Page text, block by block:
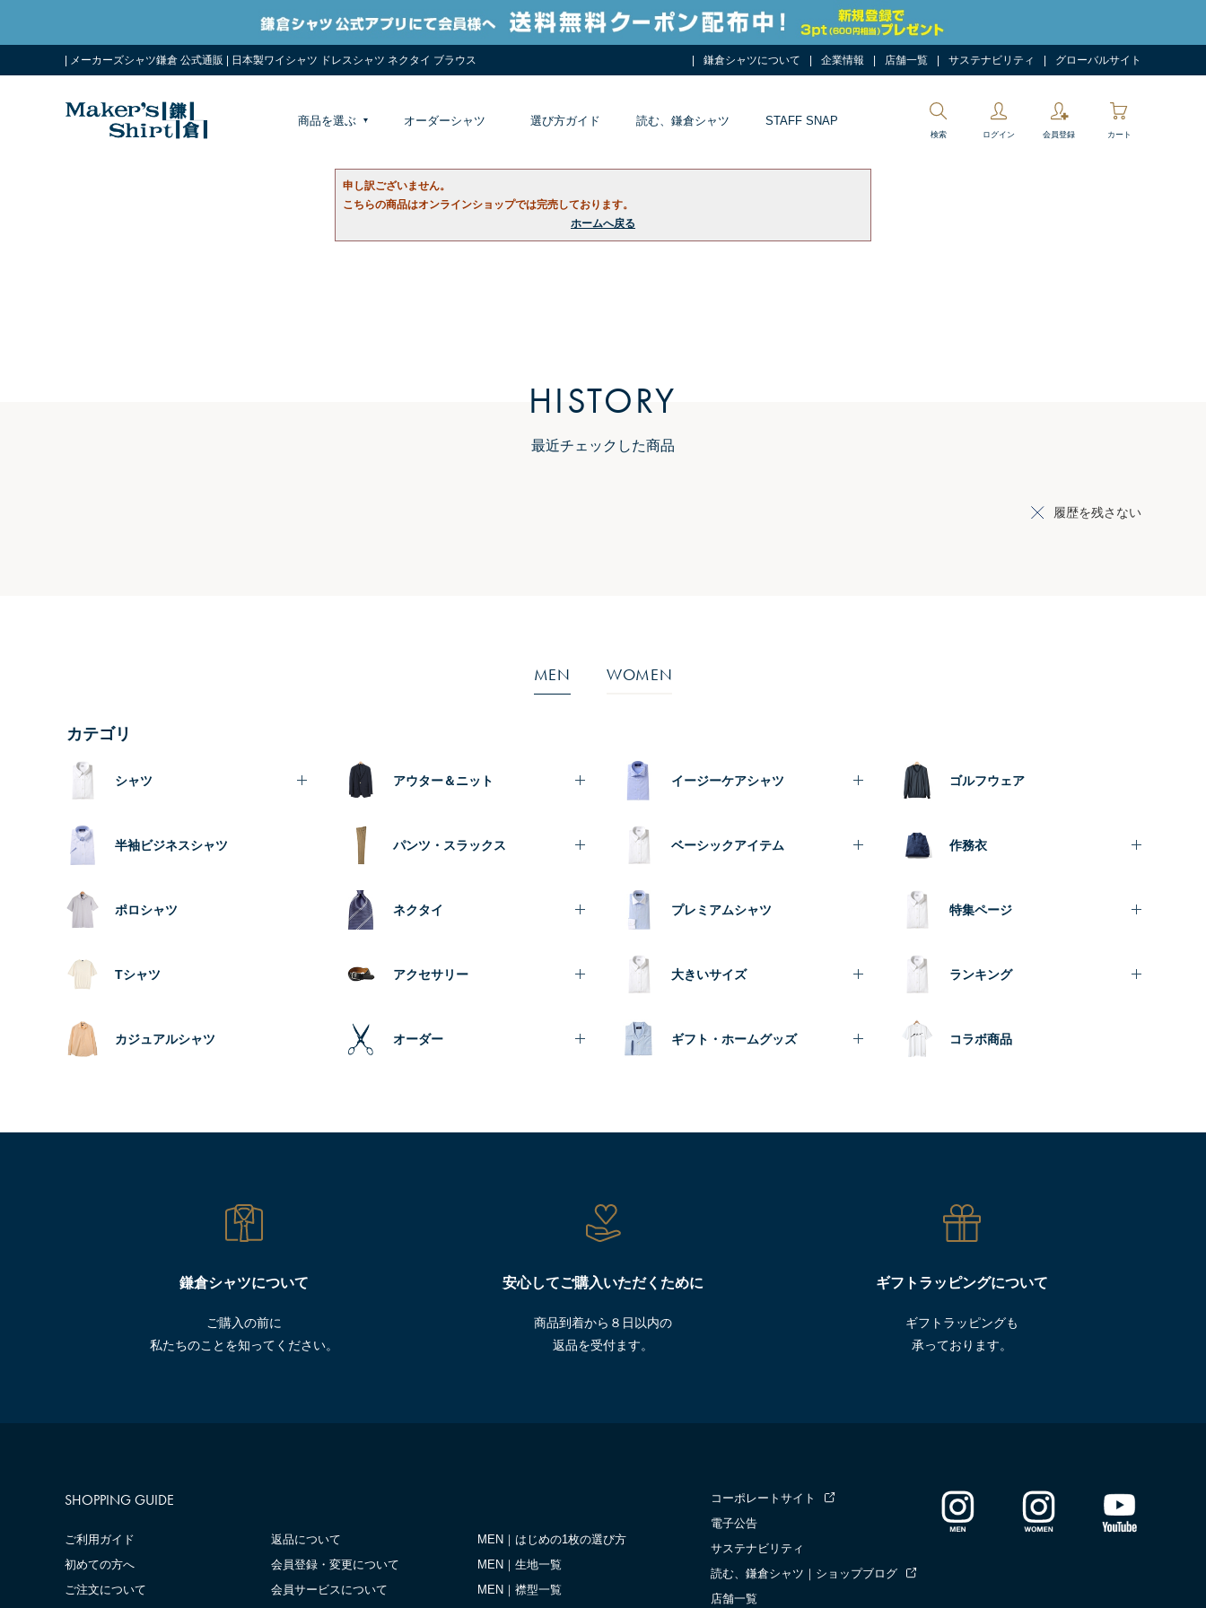
| メーカーズシャツ鎌倉 公式通販 | 日本製ワイシャツ ドレスシャツ ネクタイ ブラウス 鎌倉シャツについて 企業情報 店舗一覧 サステナビリティ グローバルサイト
商品を選ぶ オーダーシャツ 選び方ガイド 読む、鎌倉シャツ STAFF SNAP
検索 ログイン 会員登録 カート
申し訳ございません。
こちらの商品はオンラインショップでは完売しております。
ホームへ戻る
HISTORY
最近チェックした商品
履歴を残さない
MEN WOMEN
カテゴリ
シャツ
半袖ビジネスシャツ
ポロシャツ
Tシャツ
カジュアルシャツ
アウター＆ニット
パンツ・スラックス
ネクタイ
アクセサリー
オーダー
イージーケアシャツ
ベーシックアイテム
プレミアムシャツ
大きいサイズ
ギフト・ホームグッズ
ゴルフウェア
作務衣
特集ページ
ランキング
コラボ商品
鎌倉シャツについて
ご購入の前に
私たちのことを知ってください。
安心してご購入いただくために
商品到着から８日以内の
返品を受付ます。
ギフトラッピングについて
ギフトラッピングも
承っております。
SHOPPING GUIDE
ご利用ガイド
初めての方へ
ご注文について
返品について
会員登録・変更について
会員サービスについて
MEN｜はじめの1枚の選び方
MEN｜生地一覧
MEN｜襟型一覧
コーポレートサイト
電子公告
サステナビリティ
読む、鎌倉シャツ｜ショップブログ
店舗一覧